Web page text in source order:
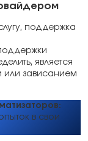
поддержка
является
или зависанием
в свои